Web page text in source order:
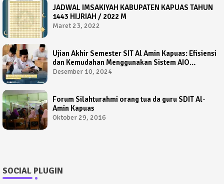
JADWAL IMSAKIYAH KABUPATEN KAPUAS TAHUN
1443 HIJRIAH / 2022 M
Maret 23, 2022
Ujian Akhir Semester SIT Al Amin Kapuas: Efisiensi
dan Kemudahan Menggunakan Sistem AIO
Computer Based Test
Desember 10, 2024
Forum Silahturahmi orang tua da guru SDIT Al-
Amin Kapuas
Oktober 29, 2016
SOCIAL PLUGIN